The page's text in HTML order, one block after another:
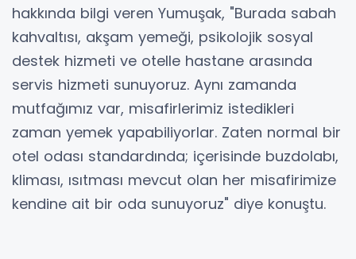
hakkında bilgi veren Yumuşak, "Burada sabah
kahvaltısı, akşam yemeği, psikolojik sosyal
destek hizmeti ve otelle hastane arasında
servis hizmeti sunuyoruz. Aynı zamanda
mutfağımız var, misafirlerimiz istedikleri
zaman yemek yapabiliyorlar. Zaten normal bir
otel odası standardında; içerisinde buzdolabı,
kliması, ısıtması mevcut olan her misafirimize
kendine ait bir oda sunuyoruz" diye konuştu.